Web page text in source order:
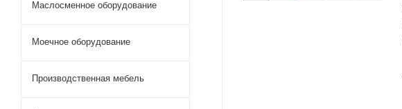
Маслосменное оборудование
Моечное оборудование
Производственная мебель